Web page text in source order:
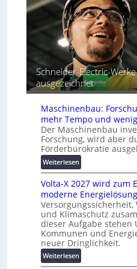
e
A
u
t
o
m
a
t
i
i
e
r
u
n
g
s
l
ö
s
u
n
g
e
n
o
r
i
a
l
e
i
h
i
n
d
e
G
e
r
t
s
c
h
u
t
z
u
n
d
d
i
g
i
Schneider-Electric-
ausgezeichnet
Maschinenbau:
mehr Tempo und
Der Maschinenbau
Forschung, wird aber
Förderbürokratie
Weiterlesen:
M
a
s
c
h
i
n
e
n
Volta-X 2027 wird zum
moderne
und Klimaschutz
dieser Aufgabe stehen
Kommunen und
neuer Dringlichkeit.
Weiterlesen:
V